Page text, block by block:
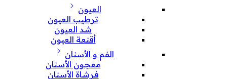
العيون
ترطيب العيون
شد العيون
أقنعة العيون
الفم و الأسنان
معجون الأسنان
فرشاة الأسنان